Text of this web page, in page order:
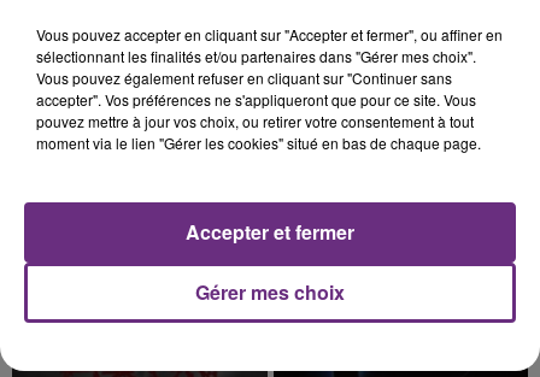
Demons Soiree Mondaine
Vous pouvez accepter en cliquant sur "Accepter et fermer", ou affiner en
sélectionnant les finalités et/ou partenaires dans "Gérer mes choix".
Vous pouvez également refuser en cliquant sur "Continuer sans
accepter". Vos préférences ne s'appliqueront que pour ce site. Vous
pouvez mettre à jour vos choix, ou retirer votre consentement à tout
moment via le lien "Gérer les cookies" situé en bas de chaque page.
Gérer mes choix
Accepter et fermer